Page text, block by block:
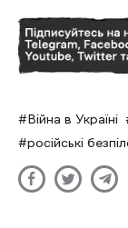
Війна в Україні
російські